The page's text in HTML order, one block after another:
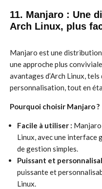
11. Manjaro : Une
Arch Linux, plus
Manjaro est une distribution
une approche plus
avantages d’Arch Linux,
personnalisation, tout en
Pourquoi choisir Manjaro ?
Facile à utiliser : Manjaro
Linux, avec une interface
de gestion simples.
Puissant et
puissante et
Linux.